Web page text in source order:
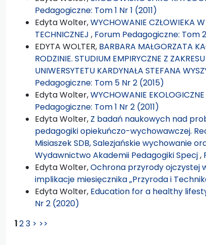
Pedagogiczne: Tom 1 Nr 1 (2011)
Edyta Wolter,WYCHOWANIE CZŁOWIEKA
TECHNICZNEJ , Forum Pedagogiczne: Tom
EDYTA WOLTER, BARBARA MAŁGORZATA
RODZINIE. STUDIUM EMPIRYCZNE Z
UNIWERSYTETU KARDYNAŁA STEFANA
Pedagogiczne: Tom 5 Nr 2 (2015)
Edyta Wolter,WYCHOWANIE
Pedagogiczne: Tom 1 Nr 2 (2011)
Edyta Wolter, Z badań naukowych nad
pedagogiki opiekuńczo-wychowawczej.
Misiaszek SDB, Salezjańskie wychowanie
Wydawnictwo Akademii Pedagogiki Specj,
Edyta Wolter,Ochrona przyrody ojczystej
implikacje miesięcznika „Przyroda i
Edyta Wolter, Education for a healthy
Nr 2 (2020)
123 > >>